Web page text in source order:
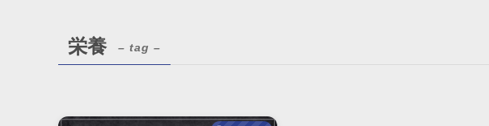
栄養 – tag –